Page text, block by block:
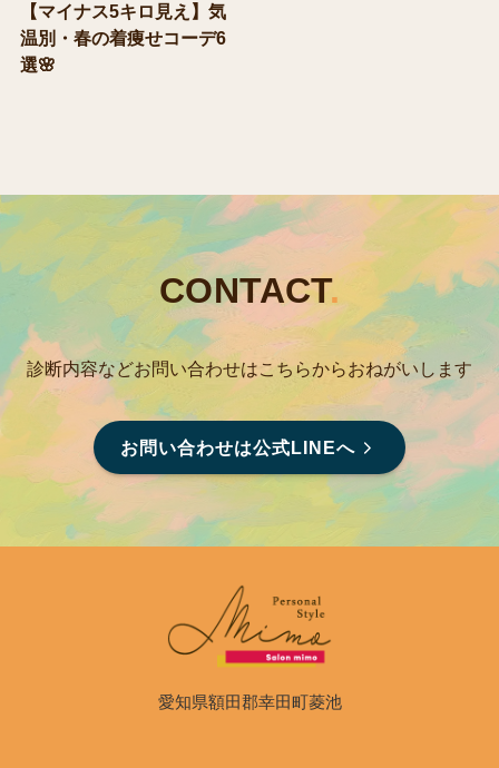
【マイナス5キロ見え】気
温別・春の着痩せコーデ6
選🌸
CONTACT.
診断内容などお問い合わせはこちらからおねがいします
お問い合わせは公式LINEへ
愛知県額田郡幸田町菱池